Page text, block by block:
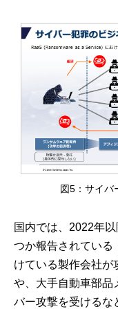
図5：サイバ
国内では、2022年
つか報告されている
けている製作会社が
や、大手自動車部品
バー攻撃を受けるな